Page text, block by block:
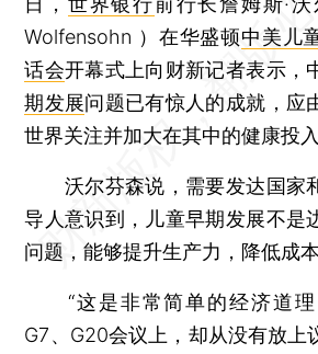
Wolfensohn ）在华盛顿中美儿
话会开幕式上向财新记者表示，
期发展问题已有惊人的成就，应
世界关注并加大在其中的健康投入
沃尔芬森说，需要发达国家
导人意识到，儿童早期发展不是
问题，能够提升生产力，降低成本
“这是非常简单的经济道理
G7、G20会议上，却从没有放上